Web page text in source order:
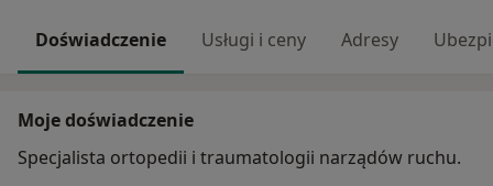
Doświadczenie Usługi i ceny Adresy
Moje doświadczenie
Specjalista ortopedii i traumatologii narządów ruchu.